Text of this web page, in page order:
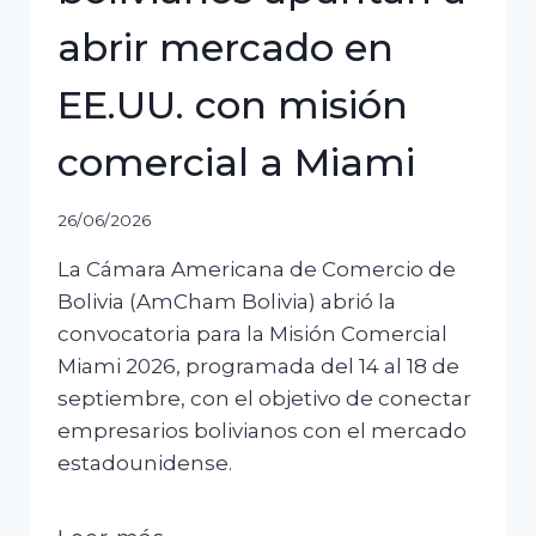
abrir mercado en
EE.UU. con misión
comercial a Miami
26/06/2026
La Cámara Americana de Comercio de
Bolivia (AmCham Bolivia) abrió la
convocatoria para la Misión Comercial
Miami 2026, programada del 14 al 18 de
septiembre, con el objetivo de conectar
empresarios bolivianos con el mercado
estadounidense.